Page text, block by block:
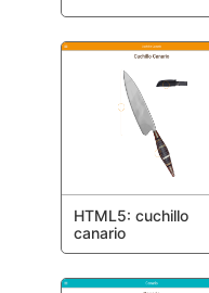
HTML5: cuchillo
canario